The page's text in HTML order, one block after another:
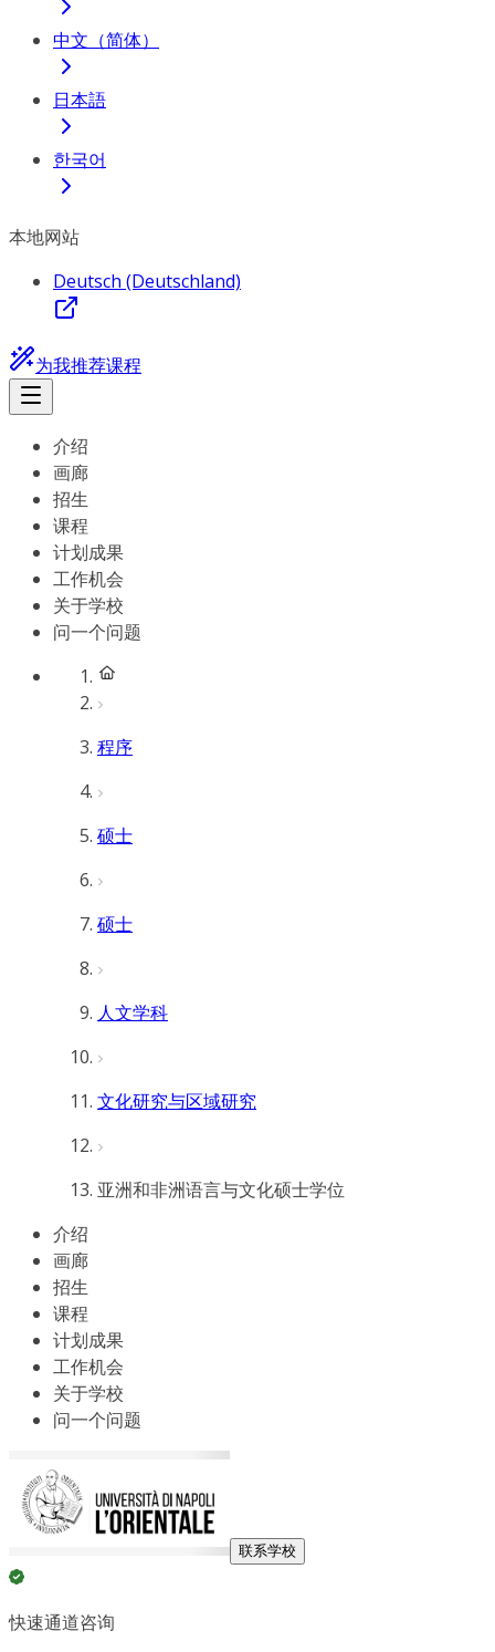
中文（简体）
日本語
한국어
本地网站
Deutsch (Deutschland)
为我推荐课程
介绍
画廊
招生
课程
计划成果
工作机会
关于学校
问一个问题
程序
硕士
硕士
人文学科
文化研究与区域研究
亚洲和非洲语言与文化硕士学位
介绍
画廊
招生
课程
计划成果
工作机会
关于学校
问一个问题
联系学校
快速通道咨询